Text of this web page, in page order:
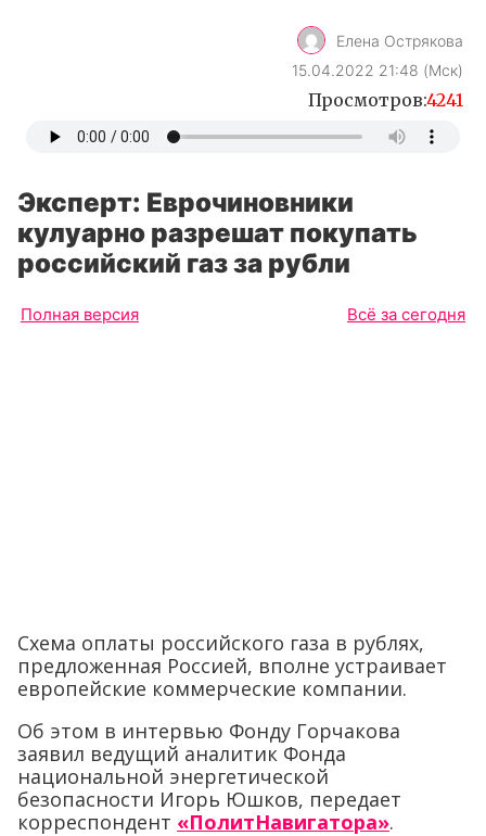
Елена Острякова
15.04.2022 21:48 (Мск)
Просмотров:4241
Эксперт: Еврочиновники
кулуарно разрешат покупать
российский газ за рубли
Полная версия Всё за сегодня
Схема оплаты российского газа в рублях,
предложенная Россией, вполне устраивает
европейские коммерческие компании.
Об этом в интервью Фонду Горчакова
заявил ведущий аналитик Фонда
национальной энергетической
безопасности Игорь Юшков, передает
корреспондент «ПолитНавигатора».